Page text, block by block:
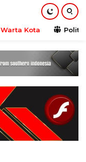
Warta Kota Politik